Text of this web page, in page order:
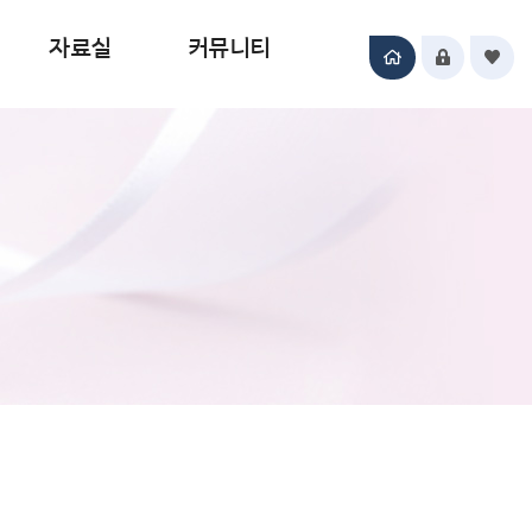
자료실 커뮤니티